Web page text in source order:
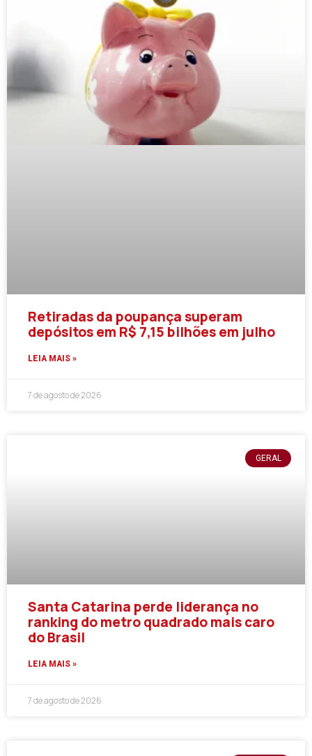
Retiradas da poupança superam
depósitos em R$ 7,15 bilhões em julho
LEIA MAIS »
7 de agosto de 2026
GERAL
Santa Catarina perde liderança no
ranking do metro quadrado mais caro
do Brasil
LEIA MAIS »
7 de agosto de 2026